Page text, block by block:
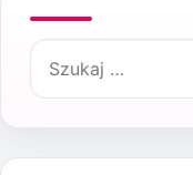
Szukaj: